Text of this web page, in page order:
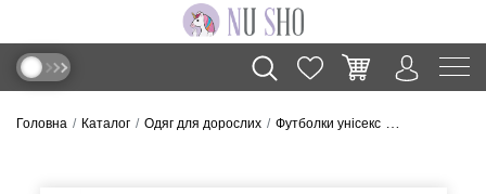
Головна Каталог Одяг для дорослих Футболки унісекс Футболка “Из